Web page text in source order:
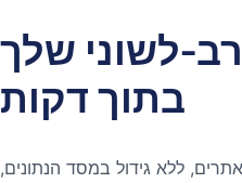
לשוני שלך
בתוך דקות
ללא גידול במסד הנתונים,